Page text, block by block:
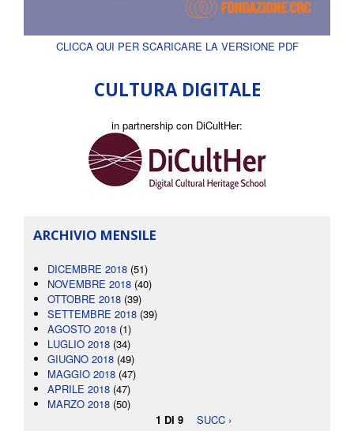
CLICCA QUI PER SCARICARE LA VERSIONE PDF
CULTURA DIGITALE
in partnership con DiCultHer:
ARCHIVIO MENSILE
DICEMBRE 2018 (51)
NOVEMBRE 2018 (40)
OTTOBRE 2018 (39)
SETTEMBRE 2018 (39)
AGOSTO 2018 (1)
LUGLIO 2018 (34)
GIUGNO 2018 (49)
MAGGIO 2018 (47)
APRILE 2018 (47)
MARZO 2018 (50)
1 DI 9
SUCC ›